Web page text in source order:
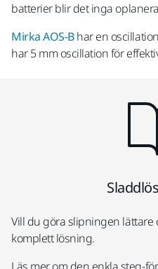
batterier blir det inga
Mirka AOS-Bhar en
har 5 mm oscillation för
Vill du göra slipningen lättare
komplett lösning.